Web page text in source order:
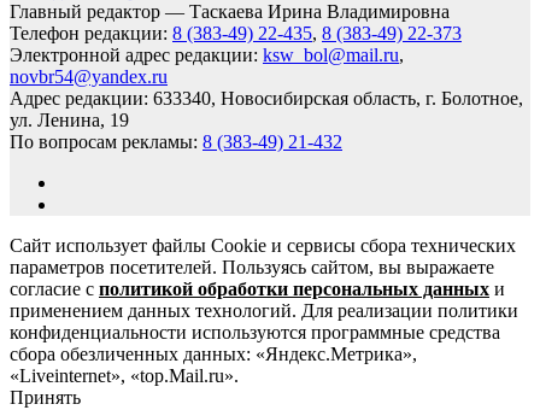
Главный редактор — Таскаева Ирина Владимировна
Телефон редакции: 8 (383-49) 22-435, 8 (383-49) 22-373
Электронной адрес редакции: ksw_bol@mail.ru,
novbr54@yandex.ru
Адрес редакции: 633340, Новосибирская область, г. Болотное,
ул. Ленина, 19
По вопросам рекламы: 8 (383-49) 21-432
Сайт использует файлы Cookie и сервисы сбора технических
параметров посетителей. Пользуясь сайтом, вы выражаете
согласие с политикой обработки персональных данных и
применением данных технологий. Для реализации политики
конфиденциальности используются программные средства
сбора обезличенных данных: «Яндекс.Метрика»,
«Liveinternet», «top.Mail.ru».
Принять